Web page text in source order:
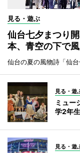
見る・遊ぶ
仙台七夕まつり
本、青空の下で
仙台の夏の風物詩「仙
見る・遊
ミュー
学2年
見る・遊